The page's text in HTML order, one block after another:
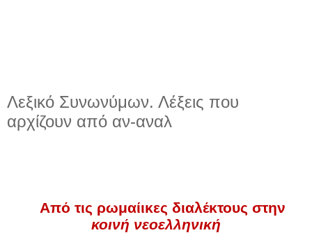
Λεξικό Συνωνύμων. Λέξεις που
αρχίζουν από αν-αναλ
Από τις ρωμαίικες διαλέκτους στην
κοινή νεοελληνική